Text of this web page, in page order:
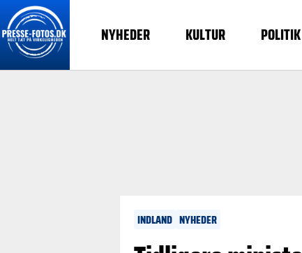
NYHEDER KULTUR POLITIK
INDLAND NYHEDER